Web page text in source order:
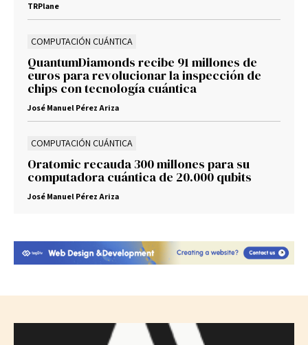
TRPlane
COMPUTACIÓN CUÁNTICA
QuantumDiamonds recibe 91 millones de
euros para revolucionar la inspección de
chips con tecnología cuántica
José Manuel Pérez Ariza
COMPUTACIÓN CUÁNTICA
Oratomic recauda 300 millones para su
computadora cuántica de 20.000 qubits
José Manuel Pérez Ariza